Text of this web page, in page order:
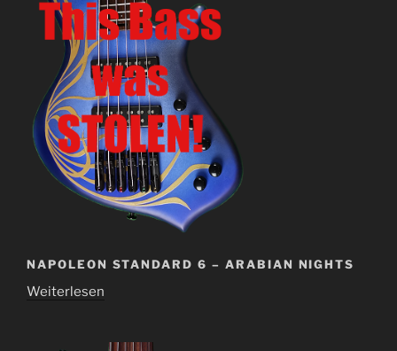
NAPOLEON STANDARD 6 – ARABIAN NIGHTS
Weiterlesen